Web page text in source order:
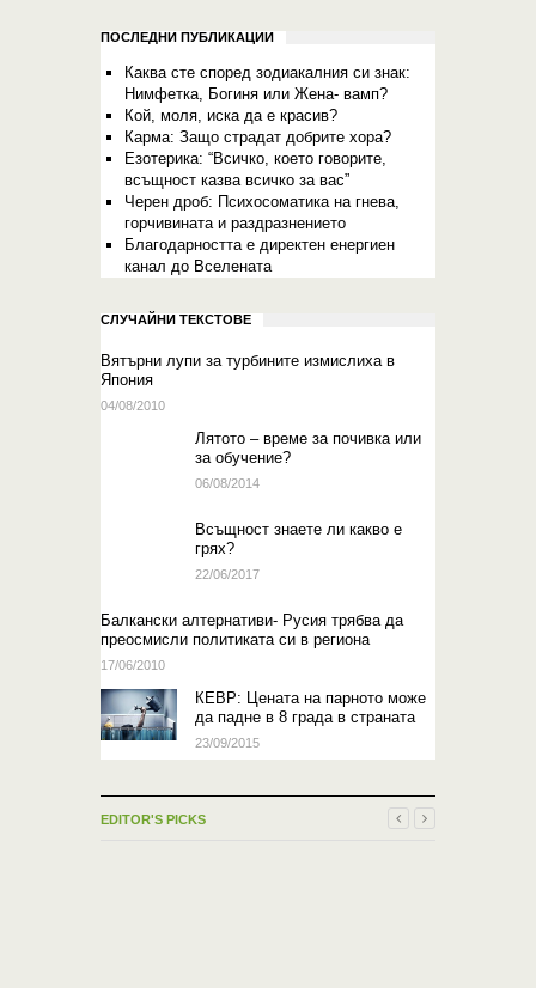
ПОСЛЕДНИ ПУБЛИКАЦИИ
Каква сте според зодиакалния си знак:
Нимфетка, Богиня или Жена- вамп?
Кой, моля, иска да е красив?
Карма: Защо страдат добрите хора?
Eзотерика: “Всичко, което говорите,
всъщност казва всичко за вас”
Черен дроб: Психосоматика на гнева,
горчивината и раздразнението
Благодарността е директен енергиен
канал до Вселената
СЛУЧАЙНИ ТЕКСТОВЕ
Вятърни лупи за турбините измислиха в
Япония
04/08/2010
Лятото – време за почивка или
за обучение?
06/08/2014
Всъщност знаете ли какво е
грях?
22/06/2017
Балкански алтернативи- Русия трябва да
преосмисли политиката си в региона
17/06/2010
КЕВР: Цената на парното може
да падне в 8 града в страната
23/09/2015
EDITOR'S PICKS